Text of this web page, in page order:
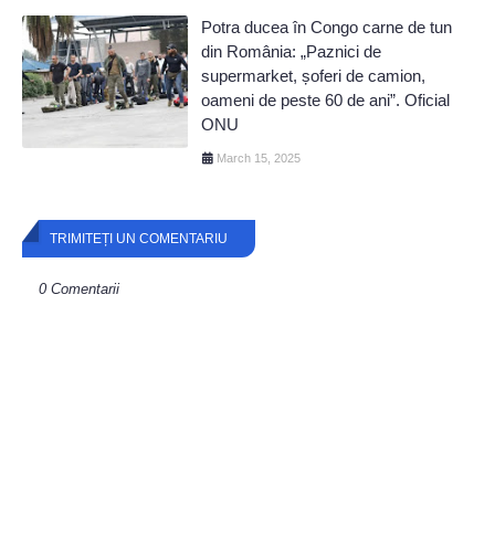
Potra ducea în Congo carne de tun
din România: „Paznici de
supermarket, șoferi de camion,
oameni de peste 60 de ani”. Oficial
ONU
March 15, 2025
TRIMITEȚI UN COMENTARIU
0 Comentarii